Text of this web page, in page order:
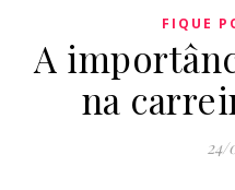
FIQUE
A
na
24/